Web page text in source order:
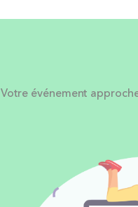
Votre événement